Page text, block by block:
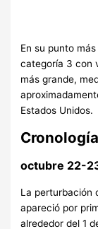
En su punto
categoría 3 con
más grande,
Estados Unidos.
octubre 22-
La perturbación
apareció por
alrededor del 1